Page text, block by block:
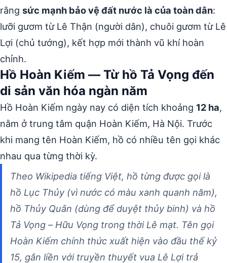
rằng sức mạnh bảo vệ đất nước là của toàn dân:
lưỡi gươm từ Lê Thận (người dân), chuôi gươm từ Lê
Lợi (chủ tướng), kết hợp mới thành vũ khí hoàn
chỉnh.
Hồ Hoàn Kiếm — Từ hồ Tả Vọng đến
di sản văn hóa ngàn năm
Hồ Hoàn Kiếm ngày nay có diện tích khoảng 12 ha,
nằm ở trung tâm quận Hoàn Kiếm, Hà Nội. Trước
khi mang tên Hoàn Kiếm, hồ có nhiều tên gọi khác
nhau qua từng thời kỳ.
Theo Wikipedia tiếng Việt, hồ từng được gọi là
hồ Lục Thủy (vì nước có màu xanh quanh năm),
hồ Thủy Quân (dùng để duyệt thủy binh) và hồ
Tả Vọng – Hữu Vọng trong thời Lê mạt. Tên gọi
Hoàn Kiếm chính thức xuất hiện vào đầu thế kỷ
15, gắn liền với truyền thuyết vua Lê Lợi trả